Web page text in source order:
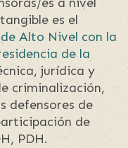
es a nivel
es el
de Alto Nivel con la
de la
jurídica y
criminalización,
defensores de
de
PDH.